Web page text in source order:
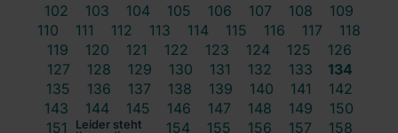
102
103 104 105 106 107 108
109
110
111 112 113 114 115 116 117
118
119
120 121 122 123 124 125
126
127
128 129 130 131 132 133
134
135
136 137 138 139 140 141
142
143
144 145 146 147 148 149
150
151
152 153 154 155 156 157
158
Leider steht